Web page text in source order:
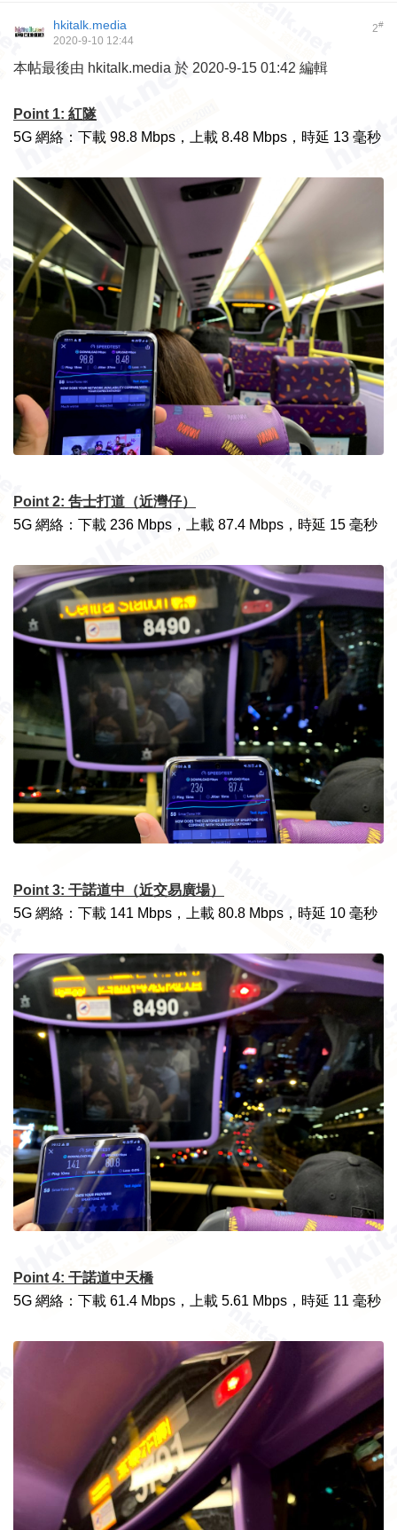
2#
hkitalk.media
2020-9-10 12:44
本帖最後由 hkitalk.media 於 2020-9-15 01:42 編輯
Point 1: 紅隧
5G 網絡：下載 98.8 Mbps，上載 8.48 Mbps，時延 13 毫秒
Point 2: 吿士打道（近灣仔）
5G 網絡：下載 236 Mbps，上載 87.4 Mbps，時延 15 毫秒
Point 3: 干諾道中（近交易廣場）
5G 網絡：下載 141 Mbps，上載 80.8 Mbps，時延 10 毫秒
Point 4: 干諾道中天橋
5G 網絡：下載 61.4 Mbps，上載 5.61 Mbps，時延 11 毫秒